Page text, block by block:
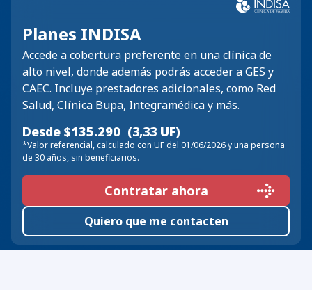
Planes INDISA
Accede a cobertura preferente en una clínica de
alto nivel, donde además podrás acceder a GES y
CAEC. Incluye prestadores adicionales, como Red
Salud, Clínica Bupa, Integramédica y más.
Desde $135.290(3,33UF)
*Valor referencial, calculado con UF del 01/06/2026 y una persona
de 30 años, sin beneficiarios.
Contratar ahora
Contratar ahora
Quiero que me contacten